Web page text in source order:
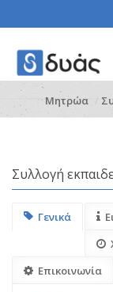
Μητρώα
Συλλογή
Γενικά
Επικοινωνία